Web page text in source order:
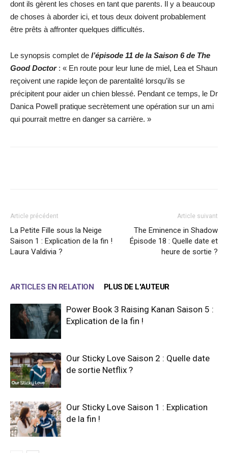
dont ils gèrent les choses en tant que parents. Il y a beaucoup
de choses à aborder ici, et tous deux doivent probablement
être prêts à affronter quelques difficultés.
Le synopsis complet de l’épisode 11 de la Saison 6 de The
Good Doctor: « En route pour leur lune de miel, Lea et Shaun
reçoivent une rapide leçon de parentalité lorsqu’ils se
précipitent pour aider un chien blessé. Pendant ce temps, le Dr
Danica Powell pratique secrètement une opération sur un ami
qui pourrait mettre en danger sa carrière. »
Article précédent
La Petite Fille sous la Neige
Saison 1 : Explication de la fin !
Laura Valdivia ?
Article suivant
The Eminence in Shadow
Épisode 18 : Quelle date et
heure de sortie ?
ARTICLES EN RELATION PLUS DE L'AUTEUR
Power Book 3 Raising Kanan Saison 5 :
Explication de la fin !
Our Sticky Love Saison 2 : Quelle date
de sortie Netflix ?
Our Sticky Love Saison 1 : Explication
de la fin !